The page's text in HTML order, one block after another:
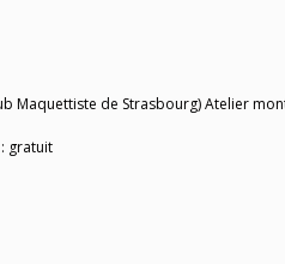
Maquettiste de Strasbourg) Atelier
gratuit